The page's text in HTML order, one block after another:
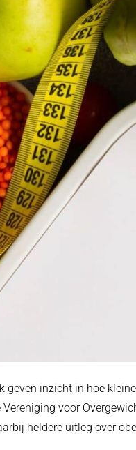
geven inzicht in hoe
voor
heldere uitleg over